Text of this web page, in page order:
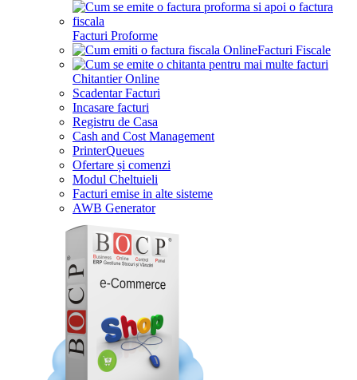
Facturi Proforme
Facturi Fiscale
Chitantier Online
Scadentar Facturi
Incasare facturi
Registru de Casa
Cash and Cost Management
PrinterQueues
Ofertare și comenzi
Modul Cheltuieli
Facturi emise in alte sisteme
AWB Generator